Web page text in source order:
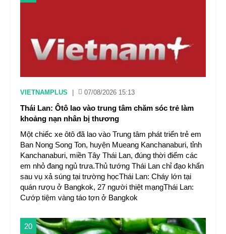
VIETNAMPLUS 07/08/2026 15:13
Thái Lan: Ôtô lao vào trung tâm chăm sóc trẻ làm
khoảng nạn nhân bị thương
Một chiếc xe ôtô đã lao vào Trung tâm phát triển trẻ em
Ban Nong Song Ton, huyện Mueang Kanchanaburi, tỉnh
Kanchanaburi, miền Tây Thái Lan, đúng thời điểm các
em nhỏ đang ngủ trưa.Thủ tướng Thái Lan chỉ đạo khẩn
sau vụ xả súng tại trường họcThái Lan: Cháy lớn tại
quán rượu ở Bangkok, 27 người thiệt mạngThái Lan:
Cướp tiệm vàng táo tợn ở Bangkok
20